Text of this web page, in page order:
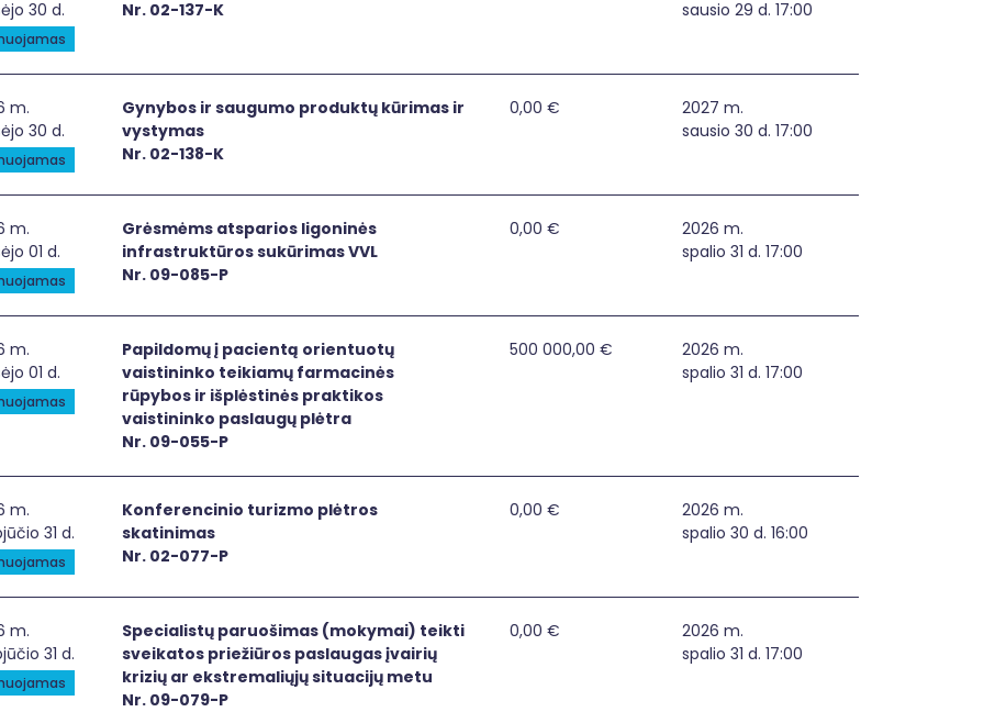
30 d.
Nr. 02-137-K
sausio 29 d. 17:00
ir saugumo produktų kūrimas ir vystymas
m.
30 d.
Gynybos ir saugumo produktų kūrimas ir
vystymas
Nr. 02-138-K
0,00 €
2027 m.
sausio 30 d. 17:00
atsparios ligoninės infrastruktūros sukūrimas VVL
m.
01 d.
Grėsmėms atsparios ligoninės
infrastruktūros sukūrimas VVL
Nr. 09-085-P
0,00 €
2026 m.
spalio 31 d. 17:00
į pacientą orientuotų vaistininko teikiamų farmacinės rūpybos ir išplėstinės praktikos vaistininko paslaugų
m.
01 d.
Papildomų į pacientą orientuotų
vaistininko teikiamų farmacinės
rūpybos ir išplėstinės praktikos
vaistininko paslaugų plėtra
Nr. 09-055-P
500 000,00 €
2026 m.
spalio 31 d. 17:00
turizmo plėtros skatinimas
m.
31 d.
Konferencinio turizmo plėtros
skatinimas
Nr. 02-077-P
0,00 €
2026 m.
spalio 30 d. 16:00
paruošimas (mokymai) teikti sveikatos priežiūros paslaugas įvairių krizių ar ekstremaliųjų situacijų metu
m.
31 d.
Specialistų paruošimas (mokymai) teikti
sveikatos priežiūros paslaugas įvairių
krizių ar ekstremaliųjų situacijų metu
Nr. 09-079-P
0,00 €
2026 m.
spalio 31 d. 17:00